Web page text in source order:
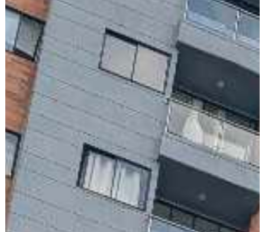
Simulador Gastos
Notariales